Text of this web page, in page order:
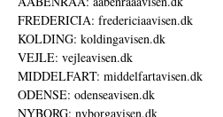
FREDERICIA: fredericiaavisen.dk
KOLDING: koldingavisen.dk
VEJLE: vejleavisen.dk
MIDDELFART: middelfartavisen.dk
ODENSE: odenseavisen.dk
NYBORG: nyborgavisen.dk